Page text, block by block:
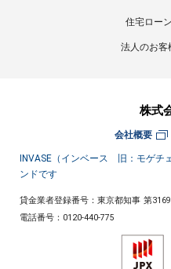
住宅ロー
法人のお客
株式
会社概要
INVASE（インベース 旧：モゲチ
ンドです
貸金業者登録番号：東京都知事 第
電話番号： 0120-440-775